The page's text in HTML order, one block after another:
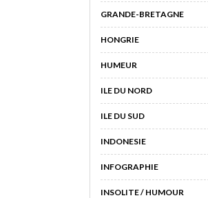
GRANDE-BRETAGNE
HONGRIE
HUMEUR
ILE DU NORD
ILE DU SUD
INDONESIE
INFOGRAPHIE
INSOLITE / HUMOUR